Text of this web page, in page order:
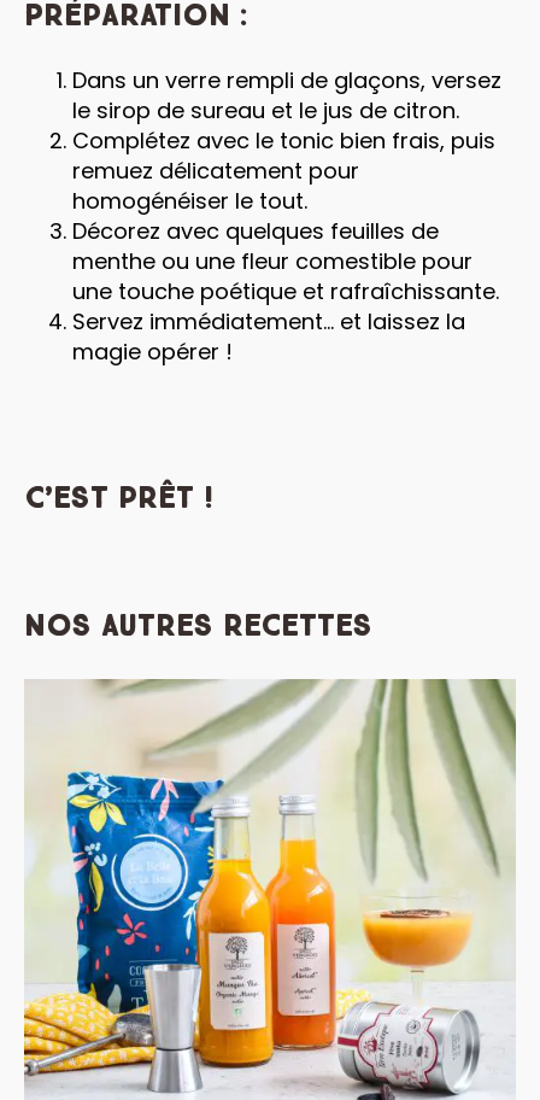
Préparation :
Dans un verre rempli de glaçons, versez
le sirop de sureau et le jus de citron.
Complétez avec le tonic bien frais, puis
remuez délicatement pour
homogénéiser le tout.
Décorez avec quelques feuilles de
menthe ou une fleur comestible pour
une touche poétique et rafraîchissante.
Servez immédiatement… et laissez la
magie opérer !
C’est prêt !
Nos autres recettes